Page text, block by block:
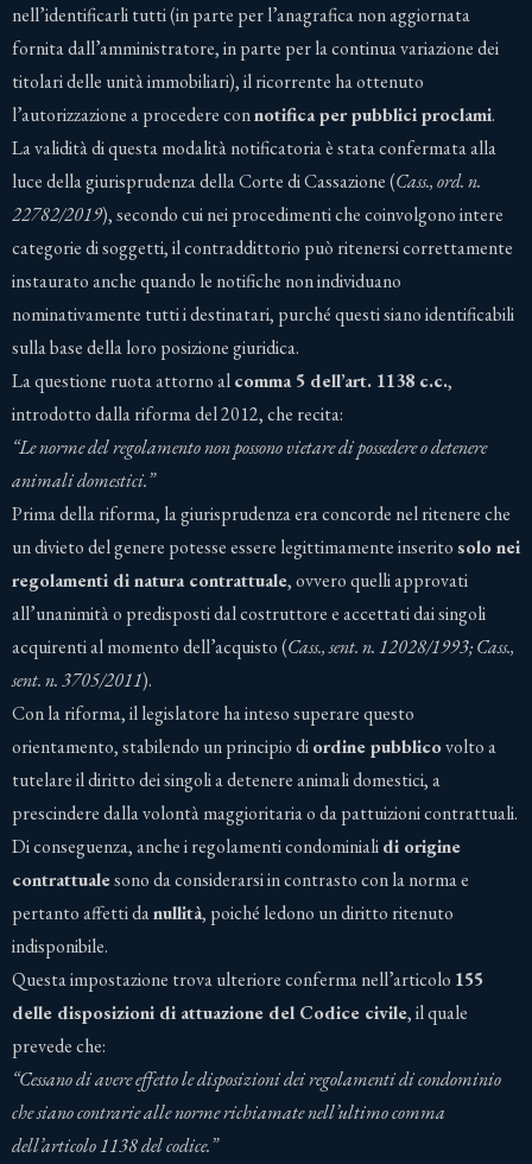
nell’identificarli tutti (in parte per l’anagrafica non aggiornata
fornita dall’amministratore, in parte per la continua variazione dei
titolari delle unità immobiliari), il ricorrente ha ottenuto
l’autorizzazione a procedere connotifica per pubblici proclami.
La validità di questa modalità notificatoria è stata confermata alla
luce della giurisprudenza della Corte di Cassazione (Cass., ord. n.
22782/2019), secondo cui nei procedimenti che coinvolgono intere
categorie di soggetti, il contraddittorio può ritenersi correttamente
instaurato anche quando le notifiche non individuano
nominativamente tutti i destinatari, purché questi siano identificabili
sulla base della loro posizione giuridica.
La questione ruota attorno alcomma 5 dell’art. 1138 c.c.,
introdotto dalla riforma del 2012, che recita:
“Le norme del regolamento non possono vietare di possedere o detenere
animali domestici.”
Prima della riforma, la giurisprudenza era concorde nel ritenere che
un divieto del genere potesse essere legittimamente inseritosolo nei
regolamenti di natura contrattuale, ovvero quelli approvati
all’unanimità o predisposti dal costruttore e accettati dai singoli
acquirenti al momento dell’acquisto (Cass., sent. n. 12028/1993; Cass.,
sent. n. 3705/2011).
Con la riforma, il legislatore ha inteso superare questo
orientamento, stabilendo un principio diordine pubblicovolto a
tutelare il diritto dei singoli a detenere animali domestici, a
prescindere dalla volontà maggioritaria o da pattuizioni contrattuali.
Di conseguenza, anche i regolamenti condominialidi origine
contrattualesono da considerarsi in contrasto con la norma e
pertanto affetti danullità, poiché ledono un diritto ritenuto
indisponibile.
Questa impostazione trova ulteriore conferma nell’articolo 155
delle disposizioni di attuazione del Codice civile, il quale
prevede che:
“Cessano di avere effetto le disposizioni dei regolamenti di condominio
che siano contrarie alle norme richiamate nell’ultimo comma
dell’articolo 1138 del codice.”